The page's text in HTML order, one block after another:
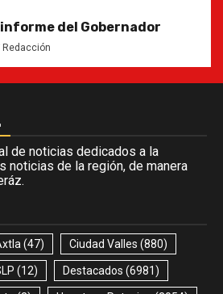
del Gobernador
Redacción
de noticias dedicados a la
noticias de la región, de manera
(47) Ciudad Valles (880)
(12) Destacados (6981)